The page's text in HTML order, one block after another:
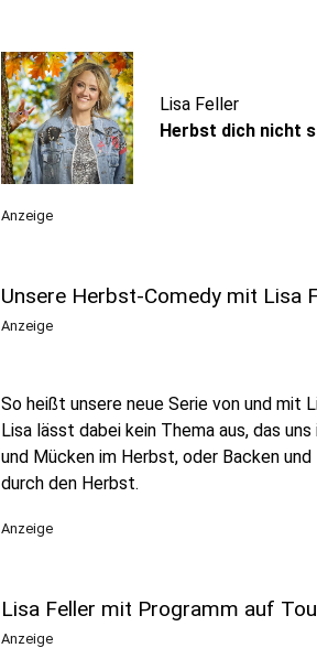
Lisa Feller
Herbst dich nicht
Anzeige
Unsere Herbst-Comedy mit Lisa
Anzeige
So heißt unsere neue Serie von und mit
Lisa lässt dabei kein Thema aus, das
und Mücken im Herbst, oder Backen
durch den Herbst.
Anzeige
Lisa Feller mit Programm auf
Anzeige